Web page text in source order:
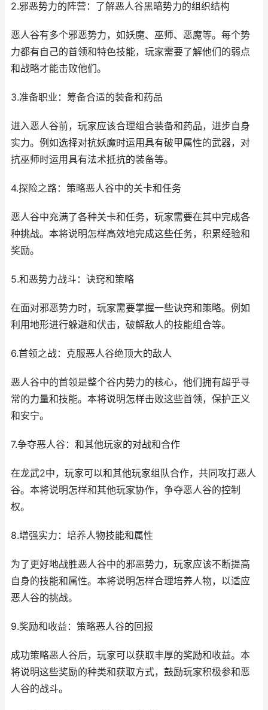
2.邪恶势力的阵营：了解恶人谷黑暗势力的组织结构
恶人谷有多个邪恶势力，如妖魔、巫师、恶魔等。每个势
力都有自己的首领和特色技能，玩家需要了解他们的弱点
和战略才能击败他们。
3.准备职业：筹备合适的装备和药品
进入恶人谷前，玩家应该合理组合装备和药品，进步自身
实力。例如选择对抗妖魔时运用具有破甲属性的武器，对
抗巫师时运用具有法术抵抗的装备等。
4.探险之路：策略恶人谷中的关卡和任务
恶人谷中充满了各种关卡和任务，玩家需要在其中完成各
种挑战。本将说明怎样高效地完成这些任务，积累经验和
奖励。
5.和恶势力战斗：诀窍和策略
在面对邪恶势力时，玩家需要掌握一些诀窍和策略。例如
利用地形进行躲避和伏击，破解敌人的技能组合等。
6.首领之战：克服恶人谷绝顶大的敌人
恶人谷中的首领是整个谷内势力的核心，他们拥有超乎寻
常的力量和技能。本将说明怎样击败这些首领，保护正义
和安宁。
7.争夺恶人谷：和其他玩家的对战和合作
在龙武2中，玩家可以和其他玩家组队合作，共同攻打恶人
谷。本将说明怎样和其他玩家协作，争夺恶人谷的控制
权。
8.增强实力：培养人物技能和属性
为了更好地战胜恶人谷中的邪恶势力，玩家应该不断提高
自身的技能和属性。本将说明怎样合理培养人物，以适应
恶人谷的挑战。
9.奖励和收益：策略恶人谷的回报
成功策略恶人谷后，玩家可以获取丰厚的奖励和收益。本
将说明这些奖励的种类和获取方式，鼓励玩家积极参和恶
人谷的战斗。